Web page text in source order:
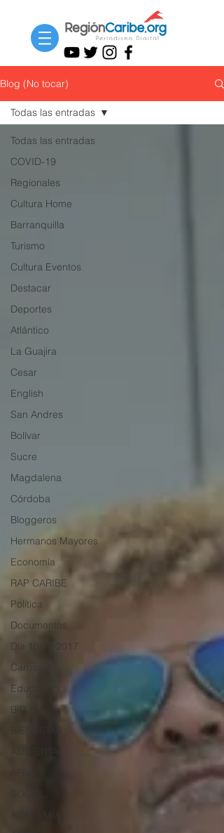
Blog (No tocar)
Todas las entradas
COVID-19
Regionales
Cultura Home
Barranquilla
Turismo
Cultura Eventos
Destacar
Deportes
Atlántico
La Guajira
Cesar
English
San Andres
Bolívar
Sucre
Magdalena
Córdoba
Bloggeros
Hermanos Mayores
Economía
RAP CARIBE
Política
Documentos
Día 10/10 2017
Carnaval
Educación
BID
Todas las entradas